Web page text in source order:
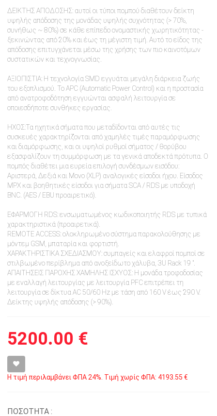
ΔΕΙΚΤΗΣ ΑΠΟΔΟΣΗΣ: αυτοί οι τύποι πομπού διαθέτουν δείκτη
υψηλής απόδοσης της μονάδας υψηλής συχνότητας (> 70%,
συνήθως ~ 80%) σε κάθε επίπεδο ονομαστικής χωρητικότητας -
ξεκινώντας από 20% και έως τη μέγιστη τιμή. Αυτό το είδος της
απόδοσης επιτυγχάνεται μέσω της χρήσης των πιο καινοτόμων
συστατικών και τεχνογνωσίας.
ΑΞΙΟΠΙΣΤΙΑ: Η τεχνολογία SMD εγγυάται μεγάλη διάρκεια ζωής
του εξοπλισμού. Το APC (Automatic Power Control) και η προστασία
από ανατροφοδότηση εγγυώνται ασφαλή λειτουργία σε
οποιεσδήποτε συνθήκες εργασίας.
ΗΧΟΣ:Τα ηχητικά σήματα που μεταδίδονται από αυτές τις
συσκευές χαρακτηρίζονται από χαμηλές τιμές παραμόρφωσης
και διαμόρφωσης, και οι υψηλοί ρυθμοί σήματος / θορύβου
εξασφαλίζουν τη συμμόρφωση με τα γενικά αποδεκτά πρότυπα. Ο
πομπός διαθέτει μια ευρεία επιλογή συνδέσμων εισόδου:
Αριστερά, Δεξιά και Μονο (XLP) αναλογικές είσοδοι ήχου. Είσοδος
MPX και βοηθητικές είσοδοι για σήματα SCA / RDS με υποδοχή
BNC. (AES / EBU προαιρετικό).
ΕΦΑΡΜΟΓΗ RDS: ενσωματωμένος κωδικοποιητής RDS με τυπικά
χαρακτηριστικά (προαιρετικά).
REMOTE ACCESS: ολοκληρωμένο σύστημα παρακολούθησης με
μόντεμ GSM, μπαταρία και φορτιστή.
ΧΑΡΑΚΤΗΡΙΣΤΙΚΑ ΣΧΕΔΙΑΣΜΟΥ: συμπαγείς και ελαφροί πομποί σε
στιλβωμένο περίβλημα από ανοξείδωτο χάλυβα, 3U Rack 19 ″.
ΑΠΑΙΤΗΣΕΙΣ ΠΑΡΟΧΗΣ ΧΑΜΗΛΗΣ ΙΣΧΥΟΣ: Η μονάδα τροφοδοσίας
με εναλλαγή λειτουργίας με λειτουργία PFC επιτρέπει τη
λειτουργία σε δίκτυα AC 50/60 Hz με τάση από 160 V έως 290 V.
Δείκτης υψηλής απόδοσης (> 90%).
5200.00 €
Η τιμή περιλαμβάνει ΦΠΑ 24%. Τιμή χωρίς ΦΠΑ: 4193.55 €
ΠΟΣΟΤΗΤΑ :